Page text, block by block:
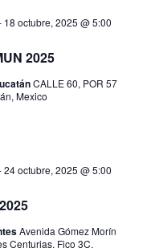
i
d
i
t
e
e
o
2025
18 octubre, 2025 @ 5:00
CALLE 60, POR 57
Mexico
24 octubre, 2025 @ 5:00
Avenida Gómez Morín
Centurias, Fico 3C,